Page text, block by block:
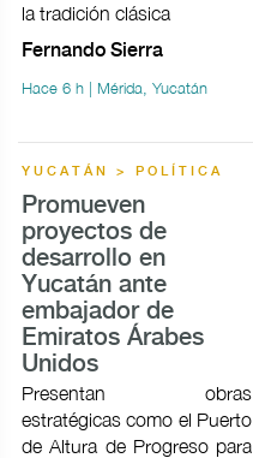
la tradición clásica
Fernando Sierra
Hace 6 h | Mérida, Yucatán
YUCATÁN > POLÍTICA
Promueven
proyectos de
desarrollo en
Yucatán ante
embajador de
Emiratos Árabes
Unidos
Presentan obras
estratégicas como el Puerto
de Altura de Progreso para